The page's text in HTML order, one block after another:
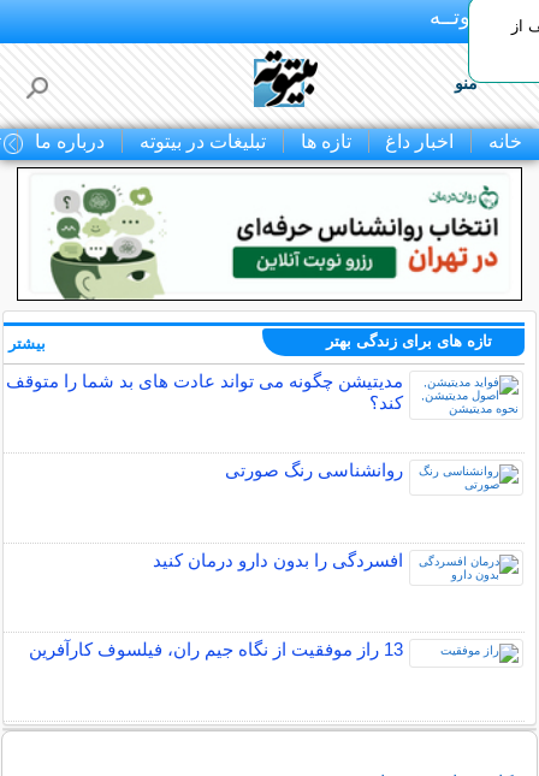
بـیتوتــه
منو
خانه اخبار داغ تازه ها تبلیغات در بیتوته درباره ما
تخفیف از
تازه های برای زندگی بهتر
مدیتیشن چگونه می تواند عادت های بد شما را متوقف
کند؟
روانشناسی رنگ صورتی
افسردگی را بدون دارو درمان کنید
13 راز موفقیت از نگاه جیم ران، فیلسوف کارآفرین
بیشتر